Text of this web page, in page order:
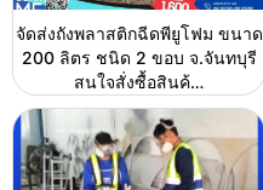
จัดส่งถังพลาสติกฉีดพียูโฟม ขนาด
200 ลิตร ชนิด 2 ขอบ จ.จันทบุรี
สนใจสั่งซื้อสินค้…